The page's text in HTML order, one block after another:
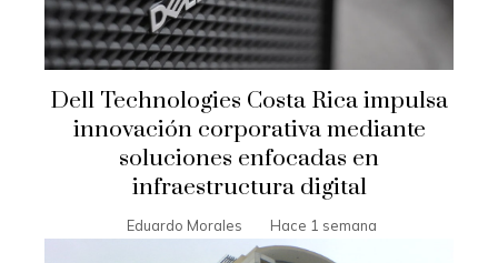
Dell Technologies Costa Rica impulsa
innovación corporativa mediante
soluciones enfocadas en
infraestructura digital
Eduardo Morales Hace 1 semana